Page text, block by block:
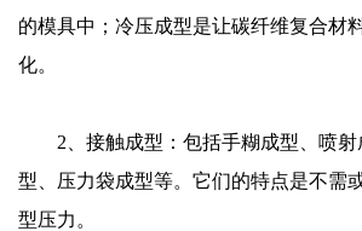
的模具中；冷压成型是让碳纤维复合材
化。
2、接触成型： 包括手糊成型、喷
型、压力袋成型等。它们的特点是不需
型压力。